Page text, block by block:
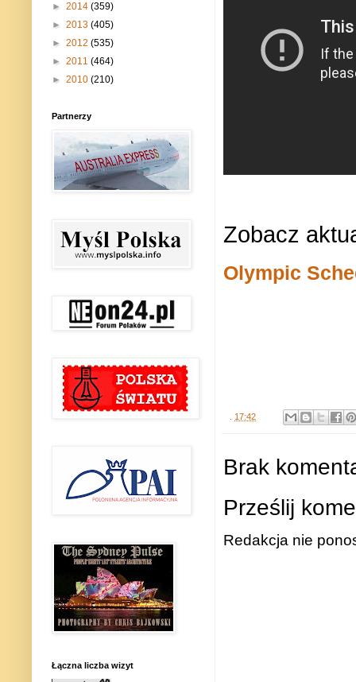
Zobacz
Olympic
17:42
Brak
Prześlij
Redakcja nie
► 2014 (359)
► 2013 (405)
► 2012 (535)
► 2011 (464)
► 2010 (210)
Partnerzy
Łączna liczba wizyt